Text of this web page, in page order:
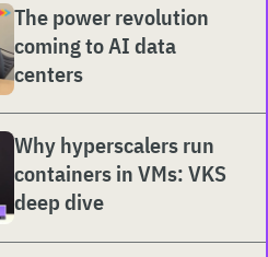
The power revolution
coming to AI data
centers
Why hyperscalers run
containers in VMs: VKS
deep dive